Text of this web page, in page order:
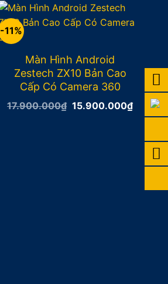
-11%
Màn Hình Android
Zestech ZX10 Bản Cao
Cấp Có Camera 360
17.900.000₫ Giá
15.900.000₫Giá
hiện